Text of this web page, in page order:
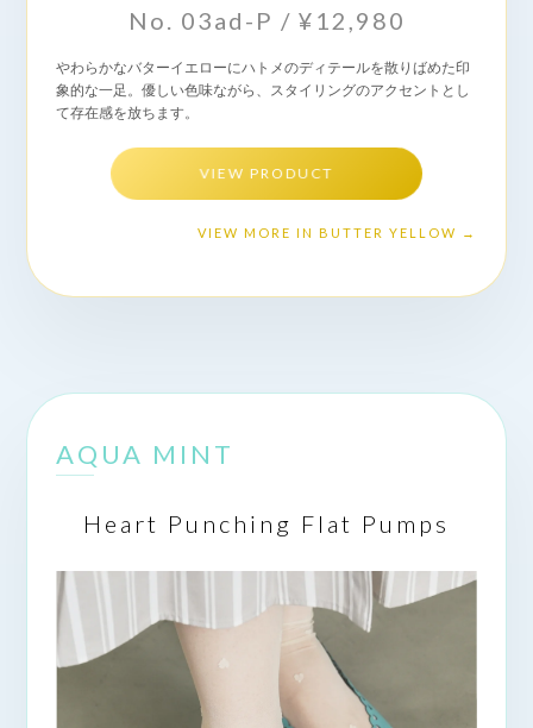
No. 03ad-P / ¥12,980
やわらかなバターイエローにハトメのディテールを散りばめた印
象的な一足。優しい色味ながら、スタイリングのアクセントとし
て存在感を放ちます。
VIEW PRODUCT
VIEW MORE IN BUTTER YELLOW →
AQUA MINT
Heart Punching Flat Pumps